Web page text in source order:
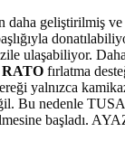
geliştirilmiş ve
ulaşabiliyor.
RATO fırlatma
yalnızca
Bu nedenle
başladı.